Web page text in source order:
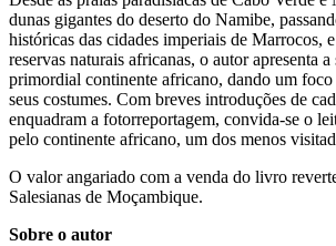
dunas gigantes do deserto do Namibe,
históricas das cidades imperiais de Marrocos,
reservas naturais africanas, o autor apresenta
primordial continente africano, dando um foco
seus costumes. Com breves introduções de
enquadram a fotorreportagem, convida-se o
pelo continente africano, um dos menos
O valor angariado com a venda do livro
Salesianas de Moçambique.
Sobre o autor